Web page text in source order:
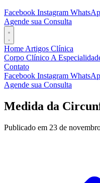
Facebook Instagram
Agende sua Consulta
Home Artigos Clínica
Corpo Clínico A
Contato
Facebook Instagram
Agende sua Consulta
Medida da
Publicado em 23 de